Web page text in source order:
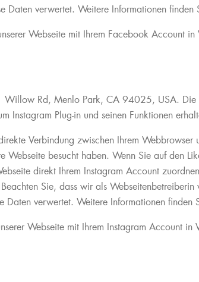
Daten verwertet. Weitere Informationen
Webseite mit Ihrem Facebook Account
Willow Rd, Menlo Park, CA 94025, USA. Die
Instagram Plug-in und seinen Funktionen
Verbindung zwischen Ihrem
Webseite besucht haben. Wenn Sie auf den
direkt Ihrem Instagram Account
Sie, dass wir als
Daten verwertet. Weitere Informationen finden
Webseite mit Ihrem Instagram Account